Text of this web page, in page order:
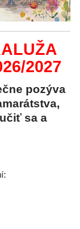
2027
pozýva
sa a